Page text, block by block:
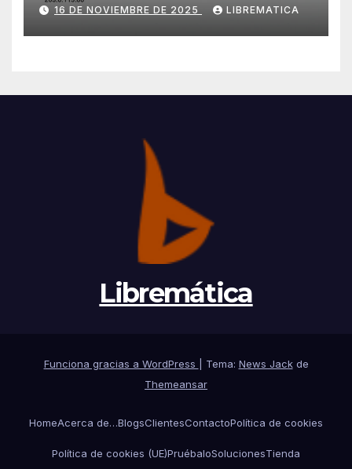
16 DE NOVIEMBRE DE 2025 LIBREMATICA
Libremática
Funciona gracias a WordPress Tema: News Jackde
Themeansar
HomeAcerca de…BlogsClientesContactoPolítica de cookies
Política de cookies (UE)PruébaloSolucionesTienda